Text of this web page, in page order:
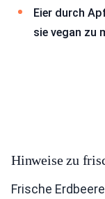
Eier durch
sie vegan zu
Hinweise zu
Frische